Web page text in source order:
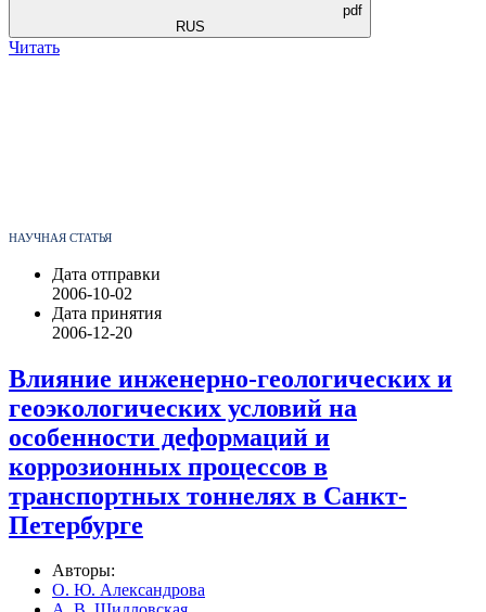
pdf
RUS
Читать
НАУЧНАЯ СТАТЬЯ
Дата отправки
2006-10-02
Дата принятия
2006-12-20
Влияние инженерно-геологических и
геоэкологических условий на
особенности деформаций и
коррозионных процессов в
транспортных тоннелях в Санкт-
Петербурге
Авторы:
О. Ю. Александрова